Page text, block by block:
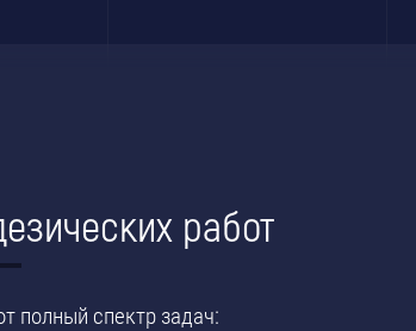
работ
полный спектр задач: